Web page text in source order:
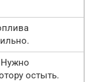
Нужно
остыть.